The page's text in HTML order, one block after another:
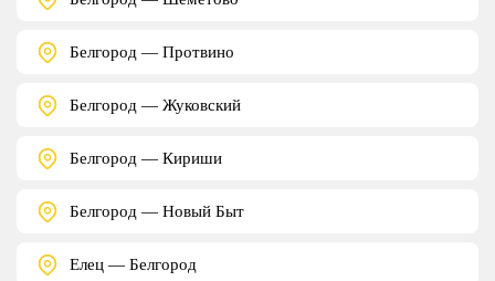
Белгород — Протвино
Белгород — Жуковский
Белгород — Кириши
Белгород — Новый Быт
Елец — Белгород